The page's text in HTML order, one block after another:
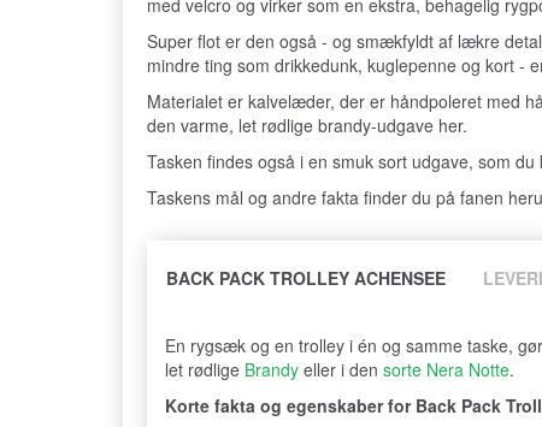
Super flot er den også - og smækfyldt af lækre
mindre ting som drikkedunk, kuglepenne og kort -
Materialet er kalvelæder, der er håndpoleret med
den varme, let rødlige brandy-udgave her.
Tasken findes også i en smuk sort udgave, som du
Taskens mål og andre fakta finder du på fanen
BACK PACK TROLLEY ACHENSEE
En rygsæk og en trolley i én og samme taske,
let rødlige Brandy eller i den sorte Nera Notte.
Korte fakta og egenskaber for Back Pack